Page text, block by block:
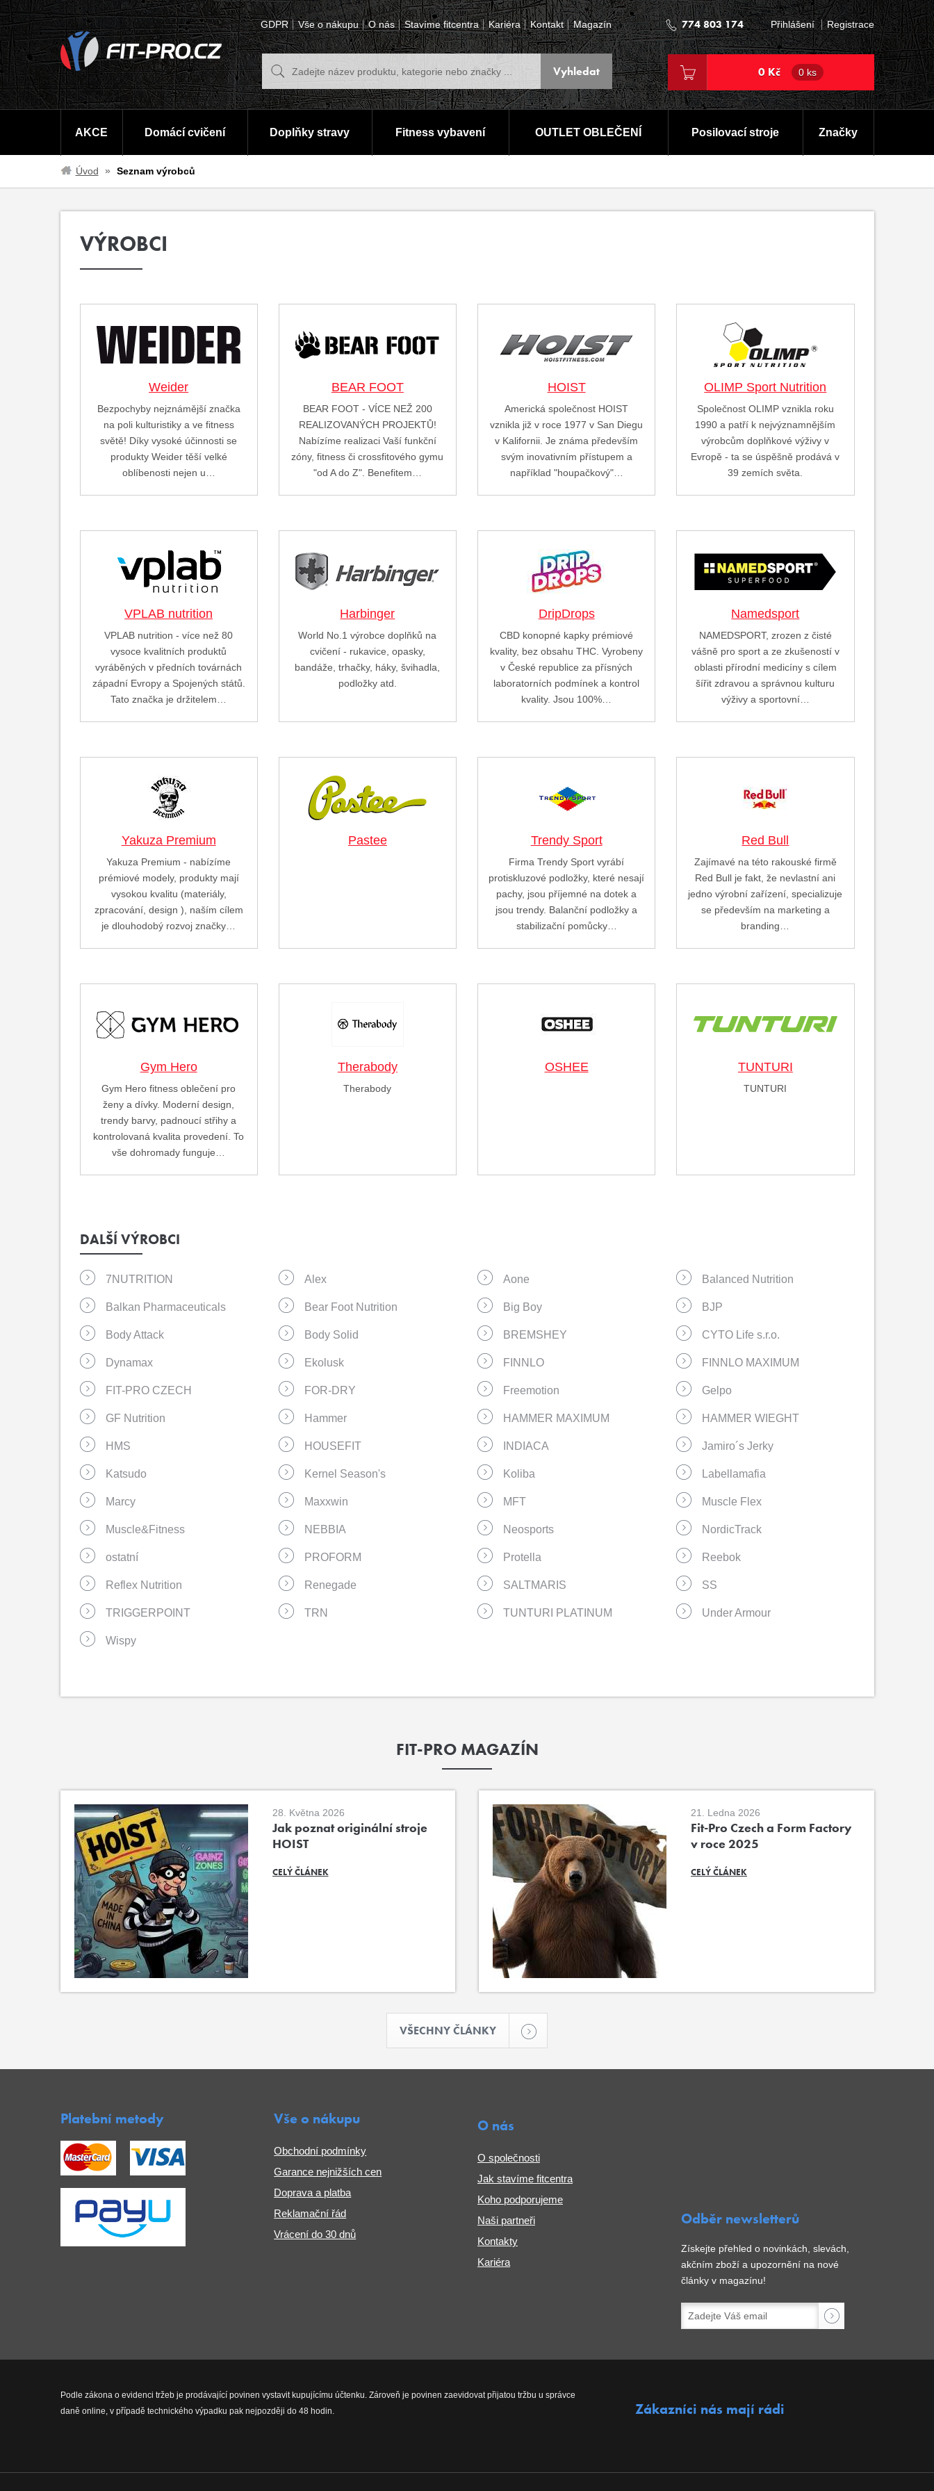
GDPR Vše o nákupu O nás Stavíme fitcentra Kariéra Kontakt Magazín 774 803 174 Přihlášení Registrace
0 Kč 0 ks
AKCE Domácí cvičení Doplňky stravy Fitness vybavení OUTLET OBLEČENÍ Posilovací stroje Značky
Úvod Seznam výrobců
VÝROBCI
Weider
Bezpochyby nejznámější značka
na poli kulturistiky a ve fitness
světě! Díky vysoké účinnosti se
produkty Weider těší velké
oblíbenosti nejen u…
BEAR FOOT
BEAR FOOT - VÍCE NEŽ 200
REALIZOVANÝCH PROJEKTŮ!
Nabízíme realizaci Vaší funkční
zóny, fitness či crossfitového gymu
"od A do Z". Benefitem…
HOIST
Americká společnost HOIST
vznikla již v roce 1977 v San Diegu
v Kalifornii. Je známa především
svým inovativním přístupem a
například "houpačkový"…
OLIMP Sport Nutrition
Společnost OLIMP vznikla roku
1990 a patří k nejvýznamnějším
výrobcům doplňkové výživy v
Evropě - ta se úspěšně prodává v
39 zemích světa.
VPLAB nutrition
VPLAB nutrition - více než 80
vysoce kvalitních produktů
vyráběných v předních továrnách
západní Evropy a Spojených států.
Tato značka je držitelem…
Harbinger
World No.1 výrobce doplňků na
cvičení - rukavice, opasky,
bandáže, trhačky, háky, švihadla,
podložky atd.
DripDrops
CBD konopné kapky prémiové
kvality, bez obsahu THC. Vyrobeny
v České republice za přísných
laboratorních podmínek a kontrol
kvality. Jsou 100%…
Namedsport
NAMEDSPORT, zrozen z čisté
vášně pro sport a ze zkušeností v
oblasti přírodní medicíny s cílem
šířit zdravou a správnou kulturu
výživy a sportovní…
Yakuza Premium
Yakuza Premium - nabízíme
prémiové modely, produkty mají
vysokou kvalitu (materiály,
zpracování, design ), naším cílem
je dlouhodobý rozvoj značky…
Pastee Trendy Sport
Firma Trendy Sport vyrábí
protiskluzové podložky, které nesají
pachy, jsou příjemné na dotek a
jsou trendy. Balanční podložky a
stabilizační pomůcky…
Red Bull
Zajímavé na této rakouské firmě
Red Bull je fakt, že nevlastní ani
jedno výrobní zařízení, specializuje
se především na marketing a
branding…
Gym Hero
Gym Hero fitness oblečení pro
ženy a dívky. Moderní design,
trendy barvy, padnoucí střihy a
kontrolovaná kvalita provedení. To
vše dohromady funguje…
Therabody
Therabody
OSHEE TUNTURI
TUNTURI
DALŠÍ VÝROBCI
7NUTRITION Alex Aone Balanced Nutrition
Balkan Pharmaceuticals Bear Foot Nutrition Big Boy BJP
Body Attack Body Solid BREMSHEY CYTO Life s.r.o.
Dynamax Ekolusk FINNLO FINNLO MAXIMUM
FIT-PRO CZECH FOR-DRY Freemotion Gelpo
GF Nutrition Hammer HAMMER MAXIMUM HAMMER WIEGHT
HMS HOUSEFIT INDIACA Jamiro´s Jerky
Katsudo Kernel Season's Koliba Labellamafia
Marcy Maxxwin MFT Muscle Flex
Muscle&Fitness NEBBIA Neosports NordicTrack
ostatní PROFORM Protella Reebok
Reflex Nutrition Renegade SALTMARIS SS
TRIGGERPOINT TRN TUNTURI PLATINUM Under Armour
Wispy
FIT-PRO MAGAZÍN
28. Května 2026
Jak poznat originální stroje
HOIST
CELÝ ČLÁNEK
21. Ledna 2026
Fit-Pro Czech a Form Factory
v roce 2025
CELÝ ČLÁNEK
VŠECHNY ČLÁNKY
Platební metody Vše o nákupu
Obchodní podmínky
Garance nejnižších cen
Doprava a platba
Reklamační řád
Vrácení do 30 dnů
O nás
O společnosti
Jak stavíme fitcentra
Koho podporujeme
Naši partneři
Kontakty
Kariéra
Odběr newsletterů
Získejte přehled o novinkách, slevách,
akčním zboží a upozornění na nové
články v magazínu!
Podle zákona o evidenci tržeb je prodávající povinen vystavit kupujícímu účtenku. Zároveň je povinen zaevidovat přijatou tržbu u správce
daně online, v případě technického výpadku pak nejpozději do 48 hodin.
Zákazníci nás mají rádi